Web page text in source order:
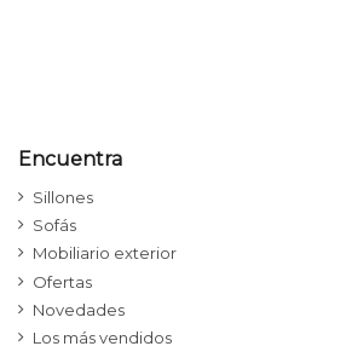
Encuentra
Sillones
Sofás
Mobiliario exterior
Ofertas
Novedades
Los más vendidos